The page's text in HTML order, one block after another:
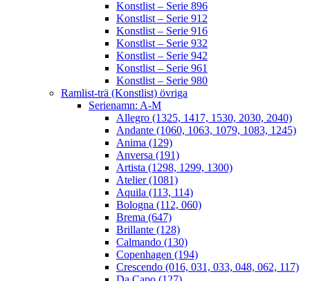
Konstlist – Serie 896
Konstlist – Serie 912
Konstlist – Serie 916
Konstlist – Serie 932
Konstlist – Serie 942
Konstlist – Serie 961
Konstlist – Serie 980
Ramlist-trä (Konstlist) övriga
Serienamn: A-M
Allegro (1325, 1417, 1530, 2030, 2040)
Andante (1060, 1063, 1079, 1083, 1245)
Anima (129)
Anversa (191)
Artista (1298, 1299, 1300)
Atelier (1081)
Aquila (113, 114)
Bologna (112, 060)
Brema (647)
Brillante (128)
Calmando (130)
Copenhagen (194)
Crescendo (016, 031, 033, 048, 062, 117)